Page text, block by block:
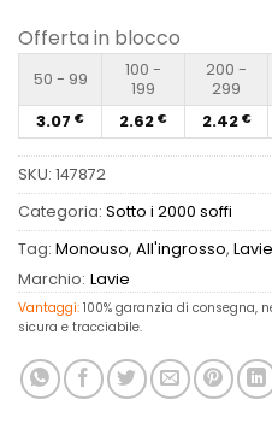
Offerta in blocco
50 - 99
100 -
199
200 -
299
3.07 € 2.62 € 2.42 €
SKU: 147872
Categoria: Sotto i 2000 soffi
Tag: Monouso, All'ingrosso, Lavie
Marchio: Lavie
Vantaggi: 100% garanzia di consegna,
sicura e tracciabile.